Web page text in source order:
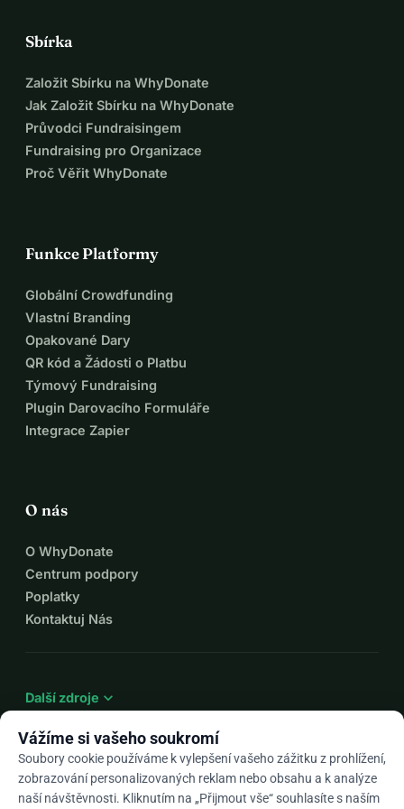
Sbírka
Založit Sbírku na WhyDonate
Jak Založit Sbírku na WhyDonate
Průvodci Fundraisingem
Fundraising pro Organizace
Proč Věřit WhyDonate
Funkce Platformy
Globální Crowdfunding
Vlastní Branding
Opakované Dary
QR kód a Žádosti o Platbu
Týmový Fundraising
Plugin Darovacího Formuláře
Integrace Zapier
O nás
O WhyDonate
Centrum podpory
Poplatky
Kontaktuj Nás
Další zdroje expand_more
Csarrow_drop_down
Vážíme si vašeho soukromí
Soubory cookie používáme k vylepšení vašeho zážitku z prohlížení,
zobrazování personalizovaných reklam nebo obsahu a k analýze
naší návštěvnosti. Kliknutím na „Přijmout vše“ souhlasíte s naším